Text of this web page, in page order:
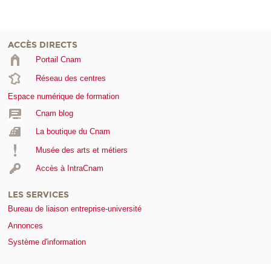
ACCÈS DIRECTS
Portail Cnam
Réseau des centres
Espace numérique de formation
Cnam blog
La boutique du Cnam
Musée des arts et métiers
Accès à IntraCnam
LES SERVICES
Bureau de liaison entreprise-université
Annonces
Système d'information